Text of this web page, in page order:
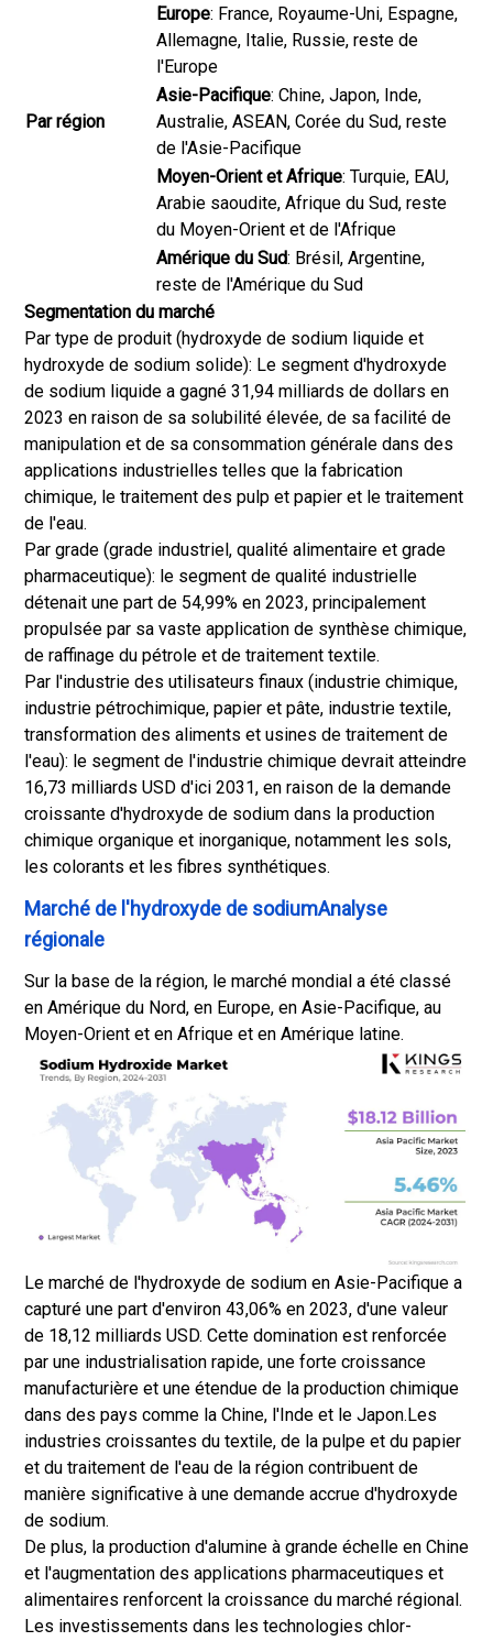
Par région
Europe: France, Royaume-Uni, Espagne,
Allemagne, Italie, Russie, reste de
l'Europe
Asie-Pacifique: Chine, Japon, Inde,
Australie, ASEAN, Corée du Sud, reste
de l'Asie-Pacifique
Moyen-Orient et Afrique: Turquie, EAU,
Arabie saoudite, Afrique du Sud, reste
du Moyen-Orient et de l'Afrique
Amérique du Sud: Brésil, Argentine,
reste de l'Amérique du Sud
Segmentation du marché
Par type de produit (hydroxyde de sodium liquide et
hydroxyde de sodium solide): Le segment d'hydroxyde
de sodium liquide a gagné 31,94 milliards de dollars en
2023 en raison de sa solubilité élevée, de sa facilité de
manipulation et de sa consommation générale dans des
applications industrielles telles que la fabrication
chimique, le traitement des pulp et papier et le traitement
de l'eau.
Par grade (grade industriel, qualité alimentaire et grade
pharmaceutique): le segment de qualité industrielle
détenait une part de 54,99% en 2023, principalement
propulsée par sa vaste application de synthèse chimique,
de raffinage du pétrole et de traitement textile.
Par l'industrie des utilisateurs finaux (industrie chimique,
industrie pétrochimique, papier et pâte, industrie textile,
transformation des aliments et usines de traitement de
l'eau): le segment de l'industrie chimique devrait atteindre
16,73 milliards USD d'ici 2031, en raison de la demande
croissante d'hydroxyde de sodium dans la production
chimique organique et inorganique, notamment les sols,
les colorants et les fibres synthétiques.
Marché de l'hydroxyde de sodiumAnalyse
régionale
Sur la base de la région, le marché mondial a été classé
en Amérique du Nord, en Europe, en Asie-Pacifique, au
Moyen-Orient et en Afrique et en Amérique latine.
Le marché de l'hydroxyde de sodium en Asie-Pacifique a
capturé une part d'environ 43,06% en 2023, d'une valeur
de 18,12 milliards USD. Cette domination est renforcée
par une industrialisation rapide, une forte croissance
manufacturière et une étendue de la production chimique
dans des pays comme la Chine, l'Inde et le Japon.Les
industries croissantes du textile, de la pulpe et du papier
et du traitement de l'eau de la région contribuent de
manière significative à une demande accrue d'hydroxyde
de sodium.
De plus, la production d'alumine à grande échelle en Chine
et l'augmentation des applications pharmaceutiques et
alimentaires renforcent la croissance du marché régional.
Les investissements dans les technologies chlor-